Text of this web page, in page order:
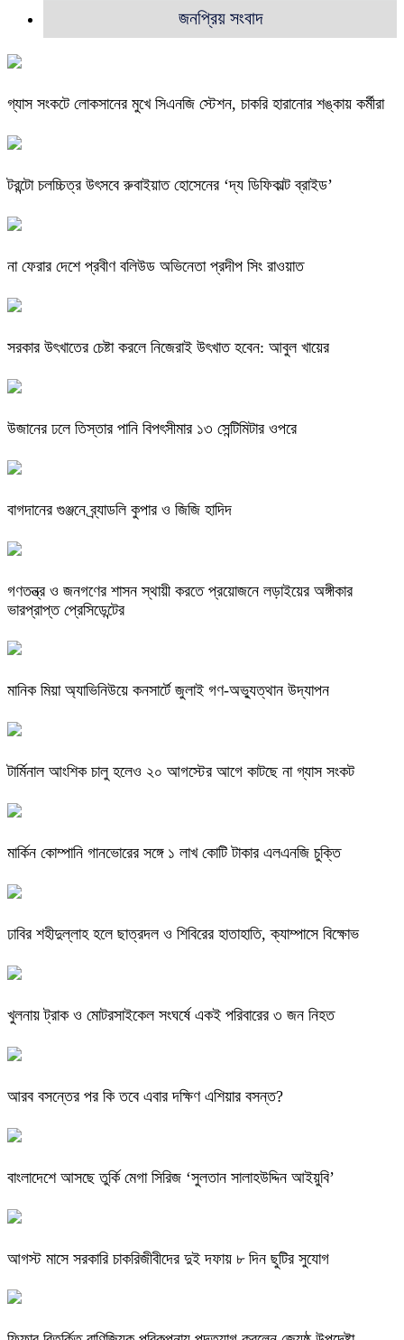
জনপ্রিয় সংবাদ
গ্যাস সংকটে লোকসানের মুখে সিএনজি স্টেশন, চাকরি হারানোর শঙ্কায় কর্মীরা
টরন্টো চলচ্চিত্র উৎসবে রুবাইয়াত হোসেনের ‘দ্য ডিফিকাল্ট ব্রাইড’
না ফেরার দেশে প্রবীণ বলিউড অভিনেতা প্রদীপ সিং রাওয়াত
সরকার উৎখাতের চেষ্টা করলে নিজেরাই উৎখাত হবেন: আবুল খায়ের
উজানের ঢলে তিস্তার পানি বিপৎসীমার ১৩ সেন্টিমিটার ওপরে
বাগদানের গুঞ্জনে ব্র্যাডলি কুপার ও জিজি হাদিদ
গণতন্ত্র ও জনগণের শাসন স্থায়ী করতে প্রয়োজনে লড়াইয়ের অঙ্গীকার
ভারপ্রাপ্ত প্রেসিডেন্টের
মানিক মিয়া অ্যাভিনিউয়ে কনসার্টে জুলাই গণ-অভ্যুত্থান উদ্‌যাপন
টার্মিনাল আংশিক চালু হলেও ২০ আগস্টের আগে কাটছে না গ্যাস সংকট
মার্কিন কোম্পানি গানভোরের সঙ্গে ১ লাখ কোটি টাকার এলএনজি চুক্তি
ঢাবির শহীদুল্লাহ হলে ছাত্রদল ও শিবিরের হাতাহাতি, ক্যাম্পাসে বিক্ষোভ
খুলনায় ট্রাক ও মোটরসাইকেল সংঘর্ষে একই পরিবারের ৩ জন নিহত
আরব বসন্তের পর কি তবে এবার দক্ষিণ এশিয়ার বসন্ত?
বাংলাদেশে আসছে তুর্কি মেগা সিরিজ ‘সুলতান সালাহউদ্দিন আইয়ুবি’
আগস্ট মাসে সরকারি চাকরিজীবীদের দুই দফায় ৮ দিন ছুটির সুযোগ